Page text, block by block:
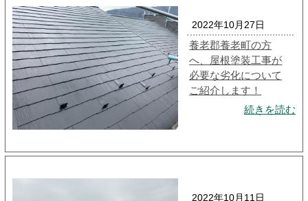
2022年10月27日
養老郡養老町の方
へ、屋根塗装工事が
必要な劣化について
ご紹介します！
続きを読む
2022年10月11日